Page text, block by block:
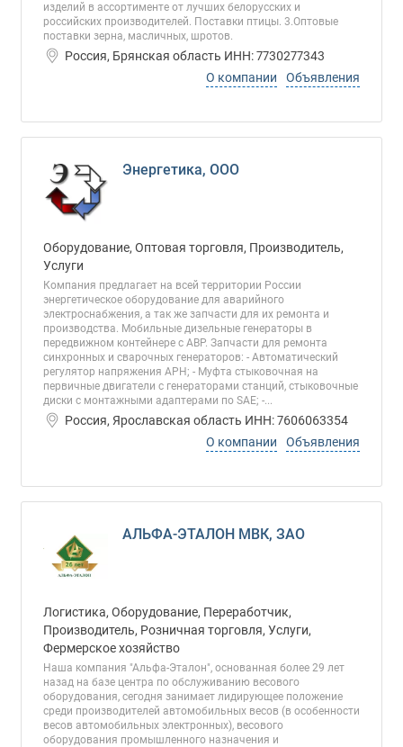
изделий в ассортименте от лучших белорусских и
российских производителей. Поставки птицы. 3.Оптовые
поставки зерна, масличных, шротов.
Россия, Брянская область ИНН: 7730277343
О компании
Объявления
Энергетика, ООО
Оборудование, Оптовая торговля, Производитель,
Услуги
Компания предлагает на всей территории России
энергетическое оборудование для аварийного
электроснабжения, а так же запчасти для их ремонта и
производства. Мобильные дизельные генераторы в
передвижном контейнере с АВР. Запчасти для ремонта
синхронных и сварочных генераторов: - Автоматический
регулятор напряжения АРН; - Муфта стыковочная на
первичные двигатели с генераторами станций, стыковочные
диски с монтажными адаптерами по SAE; -...
Россия, Ярославская область ИНН: 7606063354
О компании
Объявления
АЛЬФА-ЭТАЛОН МВК, ЗАО
Логистика, Оборудование, Переработчик,
Производитель, Розничная торговля, Услуги,
Фермерское хозяйство
Наша компания "Альфа-Эталон", основанная более 29 лет
назад на базе центра по обслуживанию весового
оборудования, сегодня занимает лидирующее положение
среди производителей автомобильных весов (в особенности
весов автомобильных электронных), весового
оборудования промышленного назначения и